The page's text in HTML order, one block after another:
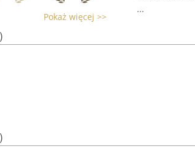
Pokaż więcej >>
...